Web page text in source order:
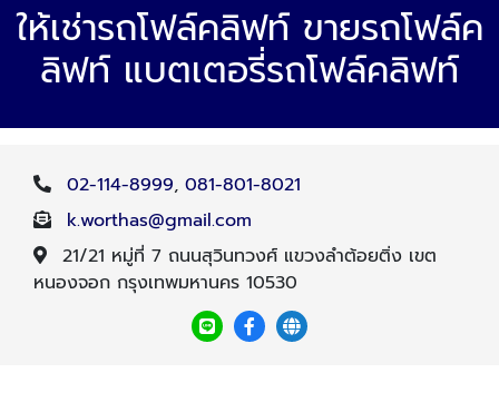
ให้เช่ารถโฟล์คลิฟท์ ขายรถโฟล์ค
ลิฟท์ แบตเตอรี่รถโฟล์คลิฟท์
02-114-8999, 081-801-8021
k.worthas@gmail.com
21/21 หมู่ที่ 7 ถนนสุวินทวงศ์ แขวงลำต้อยติ่ง เขต
หนองจอก กรุงเทพมหานคร 10530